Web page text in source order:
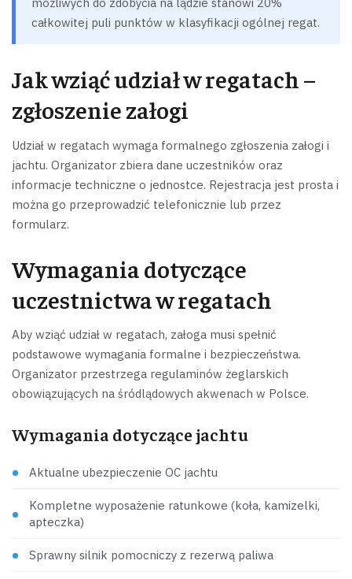
całkowitej puli punktów w klasyfikacji ogólnej regat.
Jak wziąć udział w regatach –
zgłoszenie załogi
Udział w regatach wymaga formalnego zgłoszenia załogi i
jachtu. Organizator zbiera dane uczestników oraz
informacje techniczne o jednostce. Rejestracja jest prosta i
można go przeprowadzić telefonicznie lub przez
formularz.
Wymagania dotyczące
uczestnictwa w regatach
Aby wziąć udział w regatach, załoga musi spełnić
podstawowe wymagania formalne i bezpieczeństwa.
Organizator przestrzega regulaminów żeglarskich
obowiązujących na śródlądowych akwenach w Polsce.
Wymagania dotyczące jachtu
Aktualne ubezpieczenie OC jachtu
Kompletne wyposażenie ratunkowe (koła, kamizelki,
apteczka)
Sprawny silnik pomocniczy z rezerwą paliwa